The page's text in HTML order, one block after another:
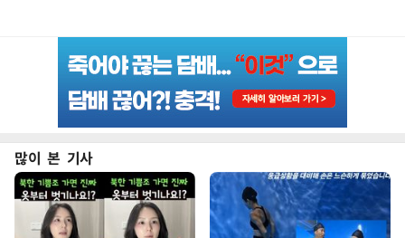
많이 본 기사